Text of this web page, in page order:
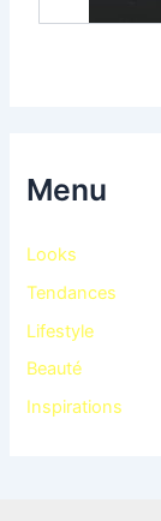
Menu
Looks
Tendances
Lifestyle
Beauté
Inspirations